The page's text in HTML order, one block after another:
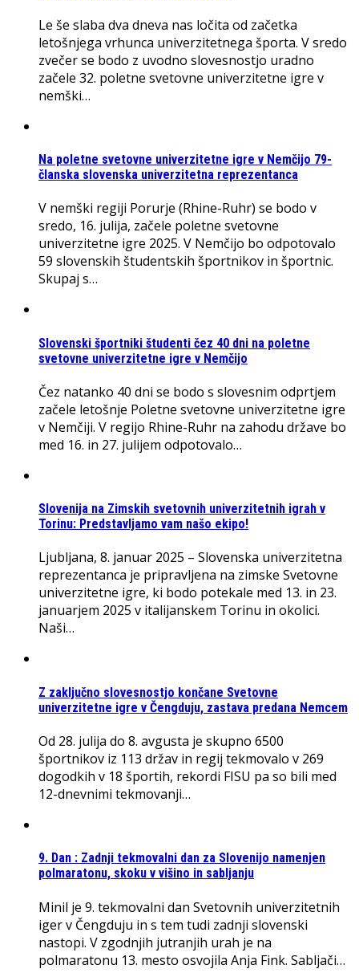
Le še slaba dva dneva nas ločita od začetka
letošnjega vrhunca univerzitetnega športa. V sredo
zvečer se bodo z uvodno slovesnostjo uradno
začele 32. poletne svetovne univerzitetne igre v
nemški…
Na poletne svetovne univerzitetne igre v Nemčijo 79-
članska slovenska univerzitetna reprezentanca
V nemški regiji Porurje (Rhine-Ruhr) se bodo v
sredo, 16. julija, začele poletne svetovne
univerzitetne igre 2025. V Nemčijo bo odpotovalo
59 slovenskih študentskih športnikov in športnic.
Skupaj s…
Slovenski športniki študenti čez 40 dni na poletne
svetovne univerzitetne igre v Nemčijo
Čez natanko 40 dni se bodo s slovesnim odprtjem
začele letošnje Poletne svetovne univerzitetne igre
v Nemčiji. V regijo Rhine-Ruhr na zahodu države bo
med 16. in 27. julijem odpotovalo…
Slovenija na Zimskih svetovnih univerzitetnih igrah v
Torinu: Predstavljamo vam našo ekipo!
Ljubljana, 8. januar 2025 – Slovenska univerzitetna
reprezentanca je pripravljena na zimske Svetovne
univerzitetne igre, ki bodo potekale med 13. in 23.
januarjem 2025 v italijanskem Torinu in okolici.
Naši…
Z zaključno slovesnostjo končane Svetovne
univerzitetne igre v Čengduju, zastava predana Nemcem
Od 28. julija do 8. avgusta je skupno 6500
športnikov iz 113 držav in regij tekmovalo v 269
dogodkih v 18 športih, rekordi FISU pa so bili med
12-dnevnimi tekmovanji…
9. Dan : Zadnji tekmovalni dan za Slovenijo namenjen
polmaratonu, skoku v višino in sabljanju
Minil je 9. tekmovalni dan Svetovnih univerzitetnih
iger v Čengduju in s tem tudi zadnji slovenski
nastopi. V zgodnjih jutranjih urah je na
polmaratonu 13. mesto osvojila Anja Fink. Sabljači…